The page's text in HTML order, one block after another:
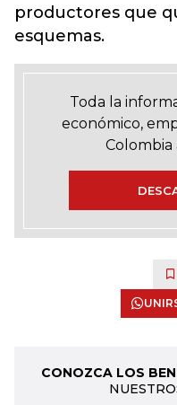
productores que
esquemas.
Toda la
económico,
Colombia
CONOZCA LOS